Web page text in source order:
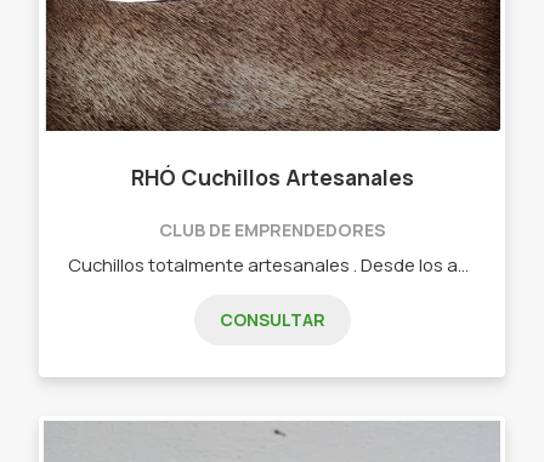
RHÓ Cuchillos Artesanales
CLUB DE EMPRENDEDORES
CONSULTAR